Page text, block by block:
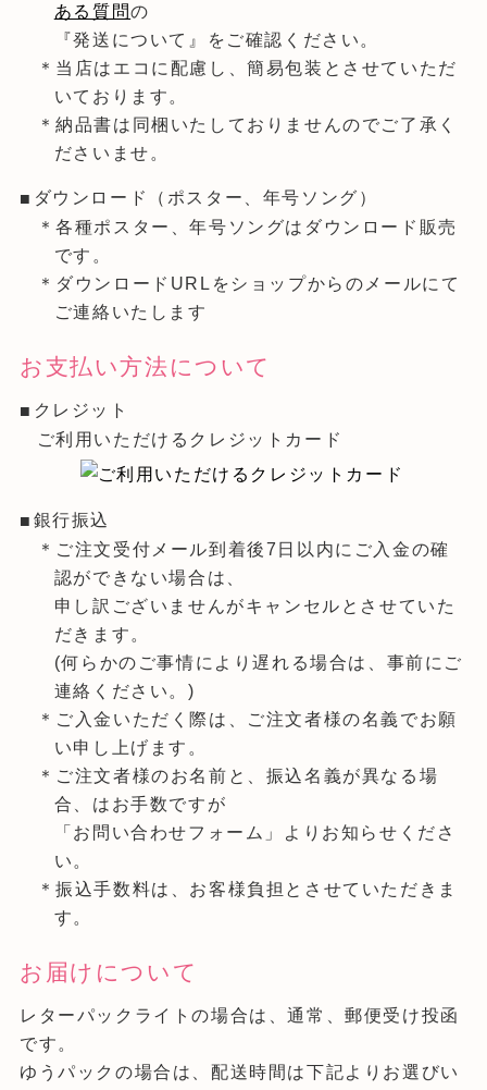
ある質問の
『発送について』をご確認ください。
＊当店はエコに配慮し、簡易包装とさせていただ
いております。
＊納品書は同梱いたしておりませんのでご了承く
ださいませ。
ダウンロード（ポスター、年号ソング）
＊各種ポスター、年号ソングはダウンロード販売
です。
＊ダウンロードURLをショップからのメールにて
ご連絡いたします
お支払い方法について
クレジット
ご利用いただけるクレジットカード
銀行振込
＊ご注文受付メール到着後7日以内にご入金の確
認ができない場合は、
申し訳ございませんがキャンセルとさせていた
だきます。
(何らかのご事情により遅れる場合は、事前にご
連絡ください。)
＊ご入金いただく際は、ご注文者様の名義でお願
い申し上げます。
＊ご注文者様のお名前と、振込名義が異なる場
合、はお手数ですが
「お問い合わせフォーム」よりお知らせくださ
い。
＊振込手数料は、お客様負担とさせていただきま
す。
お届けについて
レターパックライトの場合は、通常、郵便受け投函
です。
ゆうパックの場合は、配送時間は下記よりお選びい